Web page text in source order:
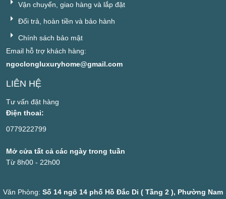
Vận chuyển, giao hàng và lắp đặt
Đổi trả, hoàn tiền và bảo hành
Chính sách bảo mật
Email hỗ trợ khách hàng:
ngoclongluxuryhome@gmail.com
LIÊN HỆ
Tư vấn đặt hàng
Điện thoai:
0779222799
Mở cửa tất cả các ngày trong tuần
Từ 8h00 - 22h00
Văn Phòng: Số 14 ngõ 14 phố Hồ Đắc Di ( Tầng 2 ), Phường Nam